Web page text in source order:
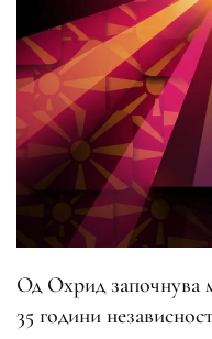
Од Охрид започнува
35 години